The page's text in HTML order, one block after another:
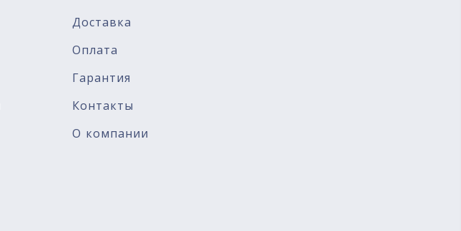
Доставка
Оплата
Гарантия
Контакты
О компании